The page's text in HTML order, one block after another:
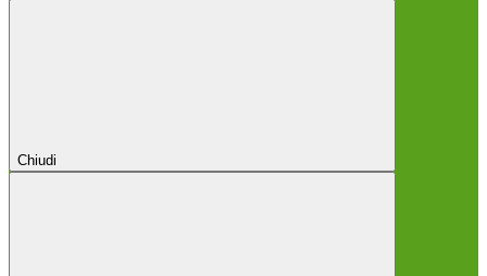
Chiudi